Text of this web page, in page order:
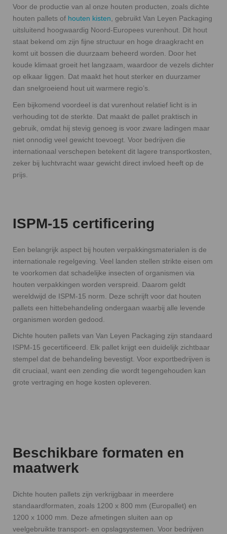
Voor de productie van al onze houten producten, zoals dichte
houten pallets of houten kisten , gebruikt Van Leyen Packaging
uitsluitend hoogwaardig Noord-Europees vurenhout. Dit hout
staat bekend om zijn fijne structuur en hoge draagkracht en
komt uit bossen die duurzaam beheerd worden. Door het
koude klimaat groeit het langzaam, waardoor de vezels dichter
op elkaar liggen. Dat maakt het hout sterker en duurzamer
dan snelgroeiend hout uit warmere regio’s.
Een bijkomend voordeel is dat vurenhout relatief licht is in
verhouding tot de sterkte. Dat maakt de pallet praktisch in
gebruik, omdat hij stevig genoeg is voor zware ladingen maar
niet onnodig veel gewicht toevoegt. Voor bedrijven die
internationaal verschepen betekent dit lagere transportkosten,
zeker bij luchtvracht waar gewicht direct invloed heeft op de
prijs.
ISPM-15 certificering
Een belangrijk aspect bij houten verpakkingsmaterialen is de
internationale regelgeving. Veel landen stellen strikte eisen om
te voorkomen dat schadelijke insecten of organismen via
houten verpakkingen worden verspreid. Daarom geldt
wereldwijd de ISPM-15 norm. Deze schrijft voor dat houten
pallets een hittebehandeling ondergaan waarbij alle levende
organismen worden gedood.
Dichte houten pallets van Van Leyen Packaging zijn standaard
ISPM-15 gecertificeerd. Elk pallet krijgt een duidelijk zichtbaar
stempel dat de behandeling bevestigt. Voor exportbedrijven is
dit cruciaal, want een zending die wordt tegengehouden kan
grote vertraging en hoge kosten opleveren.
Beschikbare formaten en
maatwerk
Dichte houten pallets zijn verkrijgbaar in meerdere
standaardformaten, zoals 1200 x 800 mm (Europallet) en
1200 x 1000 mm. Deze afmetingen sluiten aan op
veelgebruikte transport- en opslagsystemen. Voor bedrijven